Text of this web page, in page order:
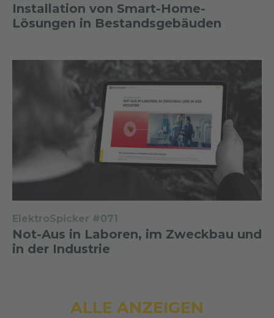
Installation von Smart-Home-
Lösungen in Bestandsgebäuden
ElektroSpicker #071
Not-Aus in Laboren, im Zweckbau und
in der Industrie
ALLE ANZEIGEN